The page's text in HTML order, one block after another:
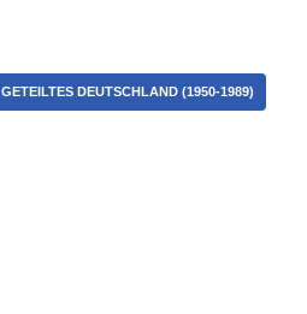
GETEILTES DEUTSCHLAND (1950-1989)